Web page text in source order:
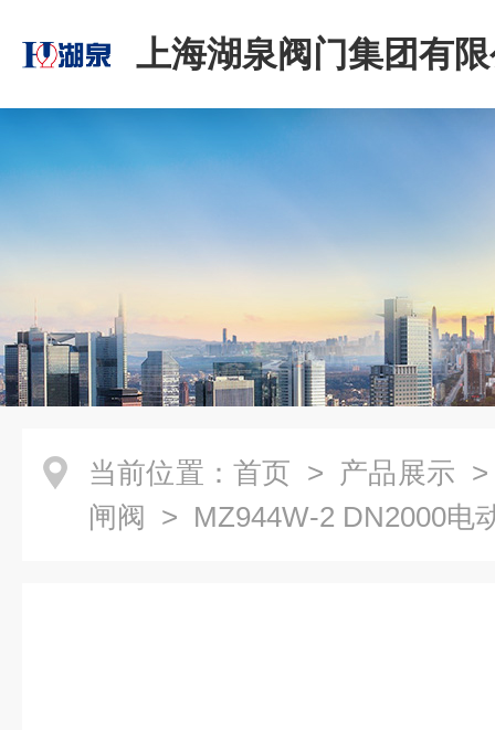
上海湖泉阀门集团有
当前位置： 首页 > 产品展示
闸阀 > MZ944W-2 DN2000电